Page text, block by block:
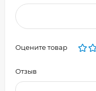
Оцените товар
Отзыв